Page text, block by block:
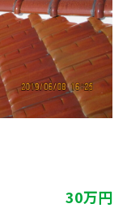
30万円